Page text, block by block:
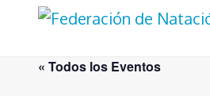
« Todos los Eventos